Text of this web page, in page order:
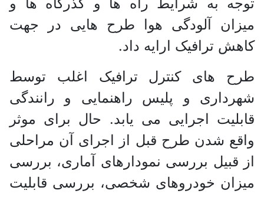
میزان آلودگی هوا طرح هایی در جهت
کاهش ترافیک ارایه داد.
طرح های کنترل ترافیک اغلب توسط
شهرداری و پلیس راهنمایی و رانندگی
قابلیت اجرایی می یابد. حال برای موثر
واقع شدن طرح قبل از اجرای آن مراحلی
از قبیل بررسی نمودارهای آماری، بررسی
میزان خودروهای شخصی، بررسی قابلیت